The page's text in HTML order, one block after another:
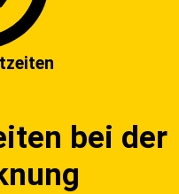
bei der